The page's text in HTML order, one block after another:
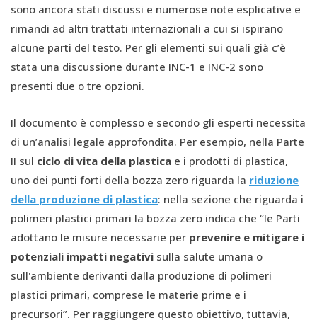
sono ancora stati discussi e numerose note esplicative e
rimandi ad altri trattati internazionali a cui si ispirano
alcune parti del testo. Per gli elementi sui quali già c’è
stata una discussione durante INC-1 e INC-2 sono
presenti due o tre opzioni.
Il documento è complesso e secondo gli esperti necessita
di un’analisi legale approfondita. Per esempio, nella Parte
II sul ciclo di vita della plastica e i prodotti di plastica,
uno dei punti forti della bozza zero riguarda la riduzione
della produzione di plastica: nella sezione che riguarda i
polimeri plastici primari la bozza zero indica che “le Parti
adottano le misure necessarie per prevenire e mitigare i
potenziali impatti negativi sulla salute umana o
sull'ambiente derivanti dalla produzione di polimeri
plastici primari, comprese le materie prime e i
precursori”. Per raggiungere questo obiettivo, tuttavia,